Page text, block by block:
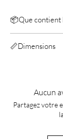
📦Que contient
Manuel
📏Dimensions
Aucun
Partagez votre